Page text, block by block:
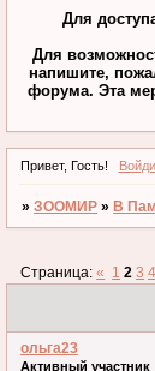
Для
Для
напишите,
форума. Эта
Привет, Гость!
»ЗООМИР » В
Страница:« 1 2 3 4
ольга23
Активный участник